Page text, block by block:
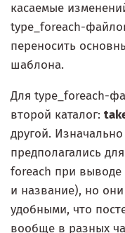
касаемые
type_foreach-
переносить
шаблона.
Для type_foreach-
второй каталог:
другой.
предполагались
foreach при
и название), но
удобными, что
вообще в разных